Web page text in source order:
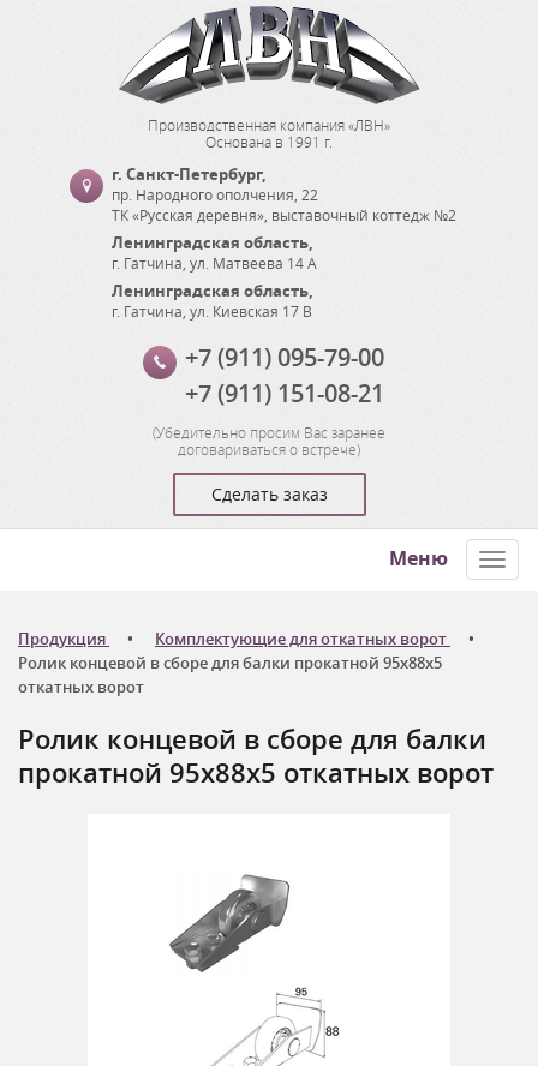
Производственная компания «ЛВН»
Основана в 1991 г.
г. Санкт-Петербург,
пр. Народного ополчения, 22
ТК «Русская деревня», выставочный коттедж №2
Ленинградская область,
г. Гатчина ул. Матвеева 14 А
Ленинградская область,
г. Гатчина ул. Киевская 17 В
+7 (911) 095-79-00
+7 (911) 151-08-21
(Убедительно просим Вас заранее
договариваться о встрече)
Сделать заказ
Меню
Продукция
Комплектующие для откатных ворот
Ролик концевой в сборе для балки прокатной 95x88x5
откатных ворот
Ролик концевой в сборе для балки
прокатной 95x88x5 откатных ворот